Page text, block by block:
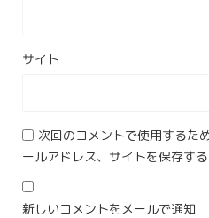
サイト
次回のコメントで使用するた
ールアドレス、サイトを保存する
新しいコメントをメールで通知